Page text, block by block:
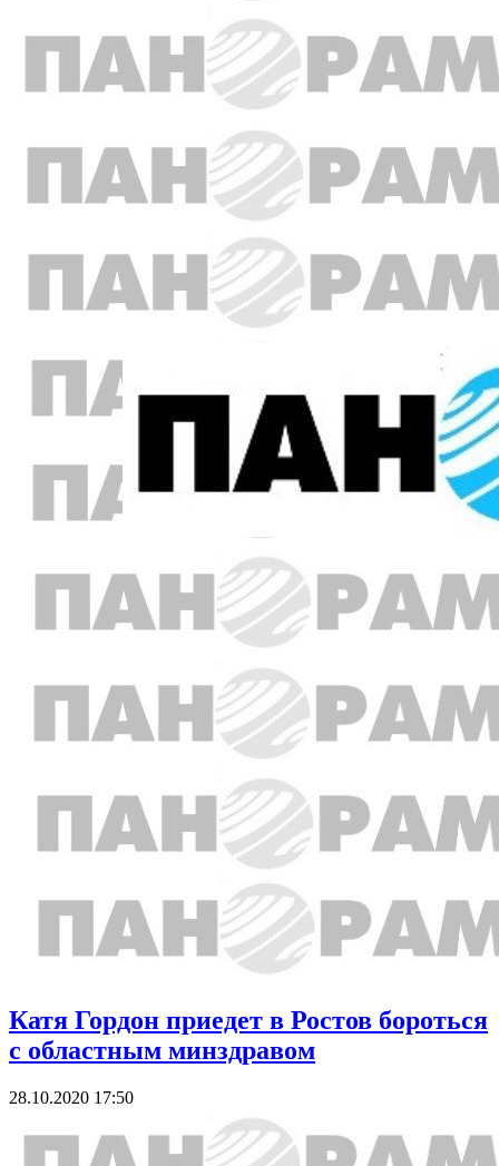
Катя Гордон приедет в Ростов бороться
с областным минздравом
28.10.2020 17:50